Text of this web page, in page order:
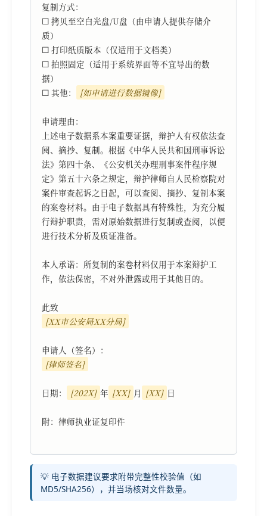
复制方式：
☐ 拷贝至空白光盘/U盘（由申请人提供存储介
质）
☐ 打印纸质版本（仅适用于文档类）
☐ 拍照固定（适用于系统界面等不宜导出的数
据）
☐ 其他：
[如申请进行数据镜像]
申请理由：
上述电子数据系本案重要证据，辩护人有权依法查
阅、摘抄、复制。根据《中华人民共和国刑事诉讼
法》第四十条、《公安机关办理刑事案件程序规
定》第五十六条之规定，辩护律师自人民检察院对
案件审查起诉之日起，可以查阅、摘抄、复制本案
的案卷材料。由于电子数据具有特殊性，为充分履
行辩护职责，需对原始数据进行复制或查阅，以便
进行技术分析及质证准备。
本人承诺：所复制的案卷材料仅用于本案辩护工
作，依法保密，不对外泄露或用于其他目的。
[XX市公安局XX分局]
[律师签名]
日期： [202X] 年 [XX] 月 [XX] 日
附：律师执业证复印件
💡 电子数据建议要求附带完整性校验值（如
MD5/SHA256），并当场核对文件数量。